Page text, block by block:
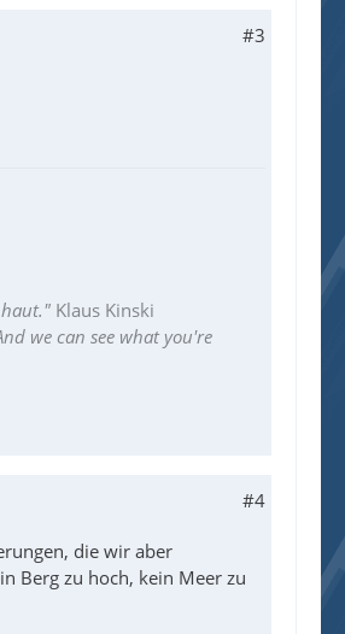
#3
Klaus Kinski
we can see what you're
#4
die wir aber
Berg zu hoch, kein Meer zu